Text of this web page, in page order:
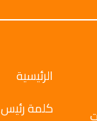
الرئيسية
كلمة